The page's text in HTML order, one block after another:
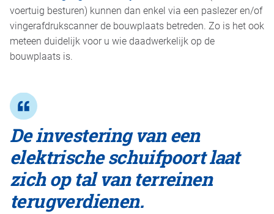
voertuig besturen) kunnen dan enkel via een paslezer en/of
vingerafdrukscanner de bouwplaats betreden. Zo is het ook
meteen duidelijk voor u wie daadwerkelijk op de
bouwplaats is.
De investering van een
elektrische schuifpoort laat
zich op tal van terreinen
terugverdienen.